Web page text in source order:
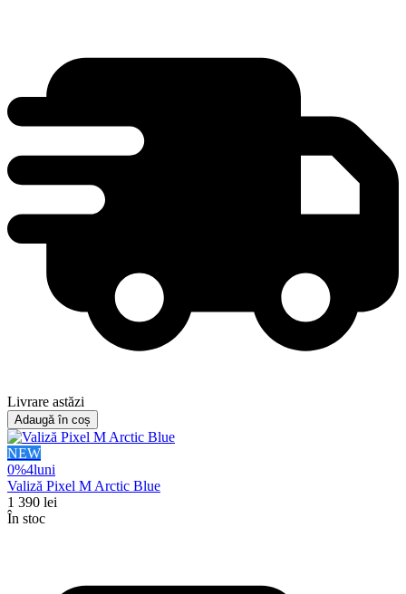
Livrare astăzi
Adaugă în coș
NEW
0%4luni
Valiză Pixel M Arctic Blue
1 390 lei
În stoc